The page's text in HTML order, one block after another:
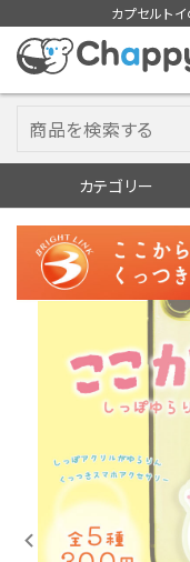
カプセルト
カテゴリー
ログイン
入荷スケジ
カプセルトイマ
販促用空カプセ
レンタル